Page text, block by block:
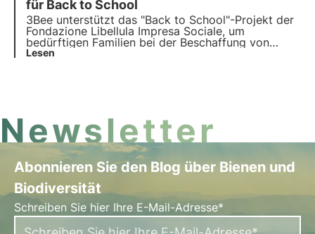
für Back to School
3Bee unterstützt das "Back to School"-Projekt der
Fondazione Libellula Impresa Sociale, um
bedürftigen Familien bei der Beschaffung von
Schulsachen für den Schulanfang zu helfen und
Lesen
Newsletter
Abonnieren Sie den Blog über Bienen und
Biodiversität
Schreiben Sie hier Ihre E-Mail-Adresse*